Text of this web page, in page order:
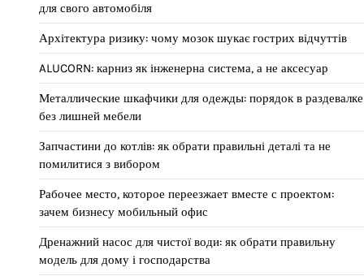
для свого автомобіля
Архітектура ризику: чому мозок шукає гострих відчуттів
ALUCORN: карниз як інженерна система, а не аксесуар
Металлические шкафчики для одежды: порядок в раздевалке
без лишней мебели
Запчастини до котлів: як обрати правильні деталі та не
помилитися з вибором
Рабочее место, которое переезжает вместе с проектом:
зачем бизнесу мобильный офис
Дренажний насос для чистої води: як обрати правильну
модель для дому і господарства